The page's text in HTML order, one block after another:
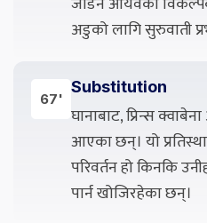
अडुको लागि सुरुवाती
67'
Substitution
घानाबाट, प्रिन्स
आएका छन्। यो
परिवर्तन हो किनकि
पार्न खोजिरहेका छन्।